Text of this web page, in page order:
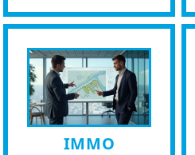
IMMO